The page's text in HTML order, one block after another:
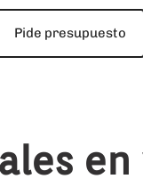
Pide presupuesto